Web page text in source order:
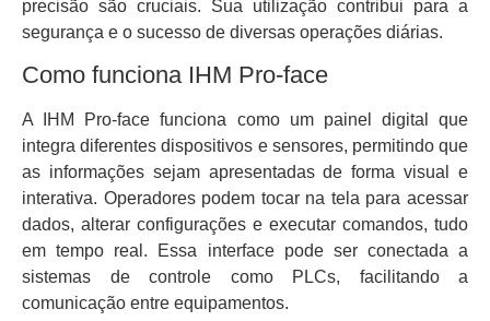
precisão são cruciais. Sua utilização contribui para a
segurança e o sucesso de diversas operações diárias.
Como funciona IHM Pro-face
A IHM Pro-face funciona como um painel digital que
integra diferentes dispositivos e sensores, permitindo que
as informações sejam apresentadas de forma visual e
interativa. Operadores podem tocar na tela para acessar
dados, alterar configurações e executar comandos, tudo
em tempo real. Essa interface pode ser conectada a
sistemas de controle como PLCs, facilitando a
comunicação entre equipamentos.